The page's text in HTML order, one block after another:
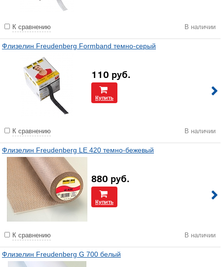
К сравнению В наличии
Флизелин Freudenberg Formband темно-серый
110 руб.
Купить
К сравнению В наличии
Флизелин Freudenberg LE 420 темно-бежевый
880 руб.
Купить
К сравнению В наличии
Флизелин Freudenberg G 700 белый